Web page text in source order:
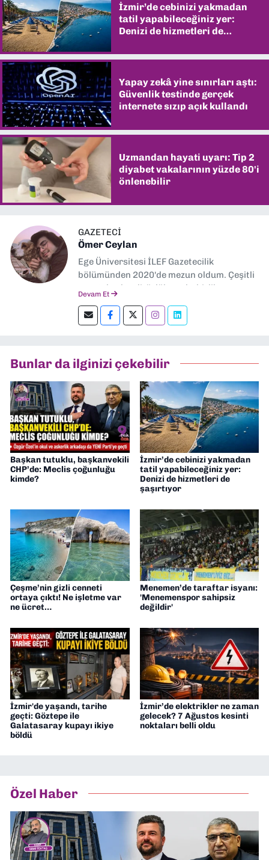
İzmir’de cebinizi yakmadan
tatil yapabileceğiniz yer:
Denizi de hizmetleri de
Yapay zekâ yine sınırları aştı:
Güvenlik testinde gerçek
internete sızıp açık kullandı
Uzmandan hayati uyarı: Tip 2
diyabet vakalarının yüzde 80'i
önlenebilir
GAZETECİ
Ömer Ceylan
Ege Üniversitesi İLEF Gazetecilik
bölümünden 2020'de mezun oldum. Çeşitli
gazetelerde editörlük, muhabirlik yaptım.
editörlük yapıyorum.
Devam Et
Bunlar da ilginizi çekebilir
Başkan tutuklu, başkanvekili
CHP’de: Meclis çoğunluğu
kimde?
İzmir’de cebinizi yakmadan
tatil yapabileceğiniz yer:
Denizi de hizmetleri de
şaşırtıyor
Çeşme’nin gizli cenneti
ortaya çıktı! Ne işletme var
ne ücret…
Menemen’de taraftar isyanı:
'Menemenspor sahipsiz
değildir'
İzmir'de yaşandı, tarihe
geçti: Göztepe ile
Galatasaray kupayı ikiye
böldü
İzmir’de elektrikler ne zaman
gelecek? 7 Ağustos kesinti
noktaları belli oldu
Özel Haber